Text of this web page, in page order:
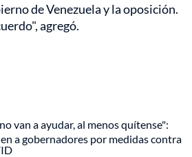
de Venezuela y la oposición.
agregó.
van a ayudar, al menos quítense":
a gobernadores por medidas contra